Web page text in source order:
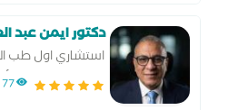
دكتور ايمن عبد
استشاري اول طب
امراض الصدر في
77